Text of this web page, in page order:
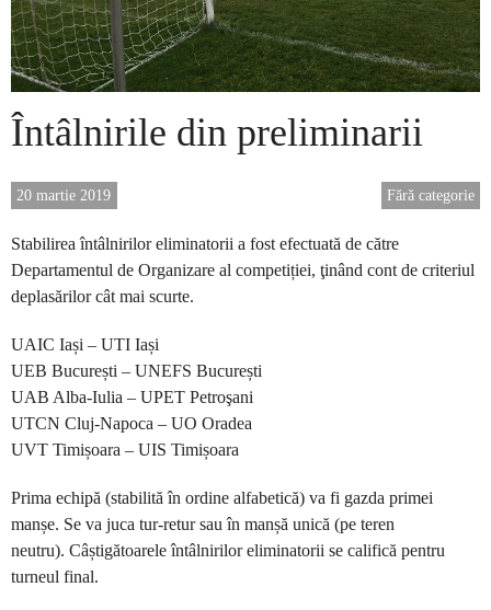
Întâlnirile din preliminarii
Fără categorie
20 martie 2019
Stabilirea întâlnirilor eliminatorii a fost efectuată de către
Departamentul de Organizare al competiției, ţinând cont de criteriul
deplasărilor cât mai scurte.
UAIC Iași – UTI Iași
UEB București – UNEFS București
UAB Alba-Iulia – UPET Petroşani
UTCN Cluj-Napoca – UO Oradea
UVT Timișoara – UIS Timișoara
Prima echipă (stabilită în ordine alfabetică) va fi gazda primei
manșe. Se va juca tur-retur sau în manșă unică (pe teren
neutru). Câștigătoarele întâlnirilor eliminatorii se califică pentru
turneul final.